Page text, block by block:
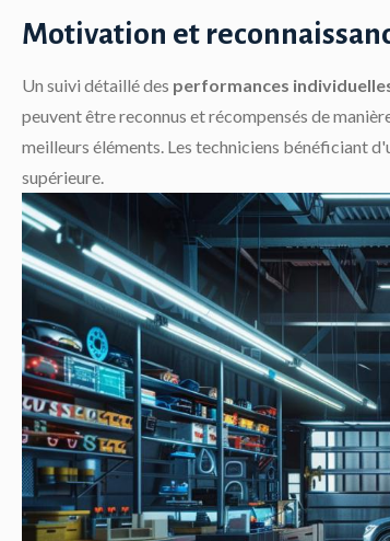
Motivation et
Un suivi détaillé des performances
peuvent être reconnus et récompensés de
meilleurs éléments. Les techniciens bénéficiant
supérieure.